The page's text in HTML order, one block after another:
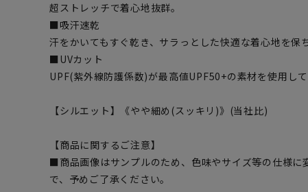
超ストレッチで着心地抜群。
■吸汗速乾
汗をかいてもすぐ乾き、サラっとした快適な着心地を保
■UVカット
UPF(紫外線防護係数)が最高値UPF50+の素材を使用して
【シルエット】《やや細め(スッキリ)》(当社比)
【商品に関するご注意】
■商品画像はサンプルのため、色味やサイズ等の仕様に
で、予めご了承ください。